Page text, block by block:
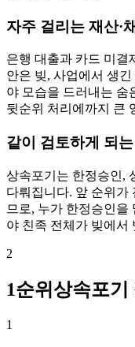
자주 걸리는 재산·
은행 대출과 카드 미결
안은 빚, 사업에서 생
야 모습을 드러내는 숨
뒷순위 처리에까지 큰
같이 검토하게 되는
상속포기는 한정승인,
다뤄집니다. 앞 순위가
므로, 누가 한정승인을
야 친족 전체가 빚에서
2
1순위상속포기
1